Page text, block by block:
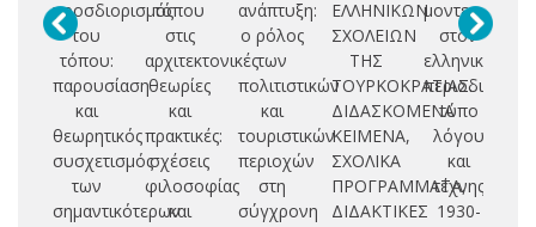
προσδιορισμός
του
τόπου:
παρουσίαση
και
θεωρητικός
συσχετισμός
των
σημαντικότερων
τόπου
στις
αρχιτεκτονικές
θεωρίες
και
πρακτικές:
σχέσεις
φιλοσοφίας
και
ανάπτυξη:
ο ρόλος
των
πολιτιστικών
και
τουριστικών
περιοχών
στη
σύγχρονη
ΕΛΛΗΝΙΚΩΝ
ΣΧΟΛΕΙΩΝ
ΤΗΣ
ΤΟΥΡΚΟΚΡΑΤΙΑΣ.
ΔΙΔΑΣΚΟΜΕΝΑ
ΚΕΙΜΕΝΑ,
ΣΧΟΛΙΚΑ
ΠΡΟΓΡΑΜΜΑΤΑ,
ΔΙΔΑΚΤΙΚΕΣ
μοντερνισμού
στον
ελληνικό
περιοδικό
τύπο
λόγου
και
τέχνης
1930-